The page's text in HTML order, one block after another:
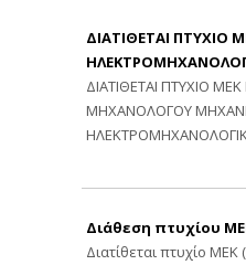
ΔΙΑΤΙΘΕΤΑΙ ΠΤΥΧΙΟ
ΔΙΑΤΙΘΕΤΑΙ ΠΤΥΧΙΟ
ΜΗΧΑΝΟΛΟΓΟΥ
Διάθεση πτυχίου
Διατίθεται πτυχίο